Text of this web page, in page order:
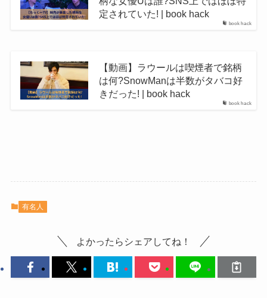
book hack
定されていた! | book hack
book hack
【動画】ラウールは喫煙者で銘柄
は何?SnowManは半数がタバコ好
きだった! | book hack
有名人
よかったらシェアしてね！